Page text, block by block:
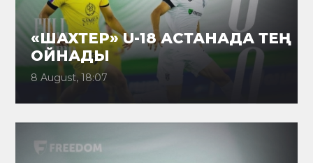
«ШАХТЕР» U-18 АСТАНАДА ТЕҢ
ОЙНАДЫ
8 August, 18:07